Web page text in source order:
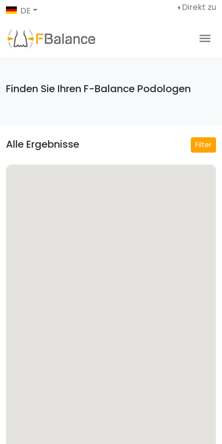
DE Direkt zu
Finden Sie Ihren F-Balance Podologen
Alle Ergebnisse Filter